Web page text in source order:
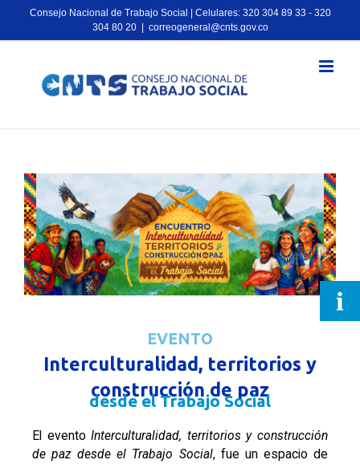
Consejo Nacional de Trabajo Social | Celulares: 320 304 89 33 - 320
304 80 20
correogeneral@cnts.gov.co
EVENTO
Interculturalidad, territorios y
construcción de paz
desde el Trabajo Social
El eventoInterculturalidad, territorios y construcción
de paz desde el Trabajo Social, fue un espacio de